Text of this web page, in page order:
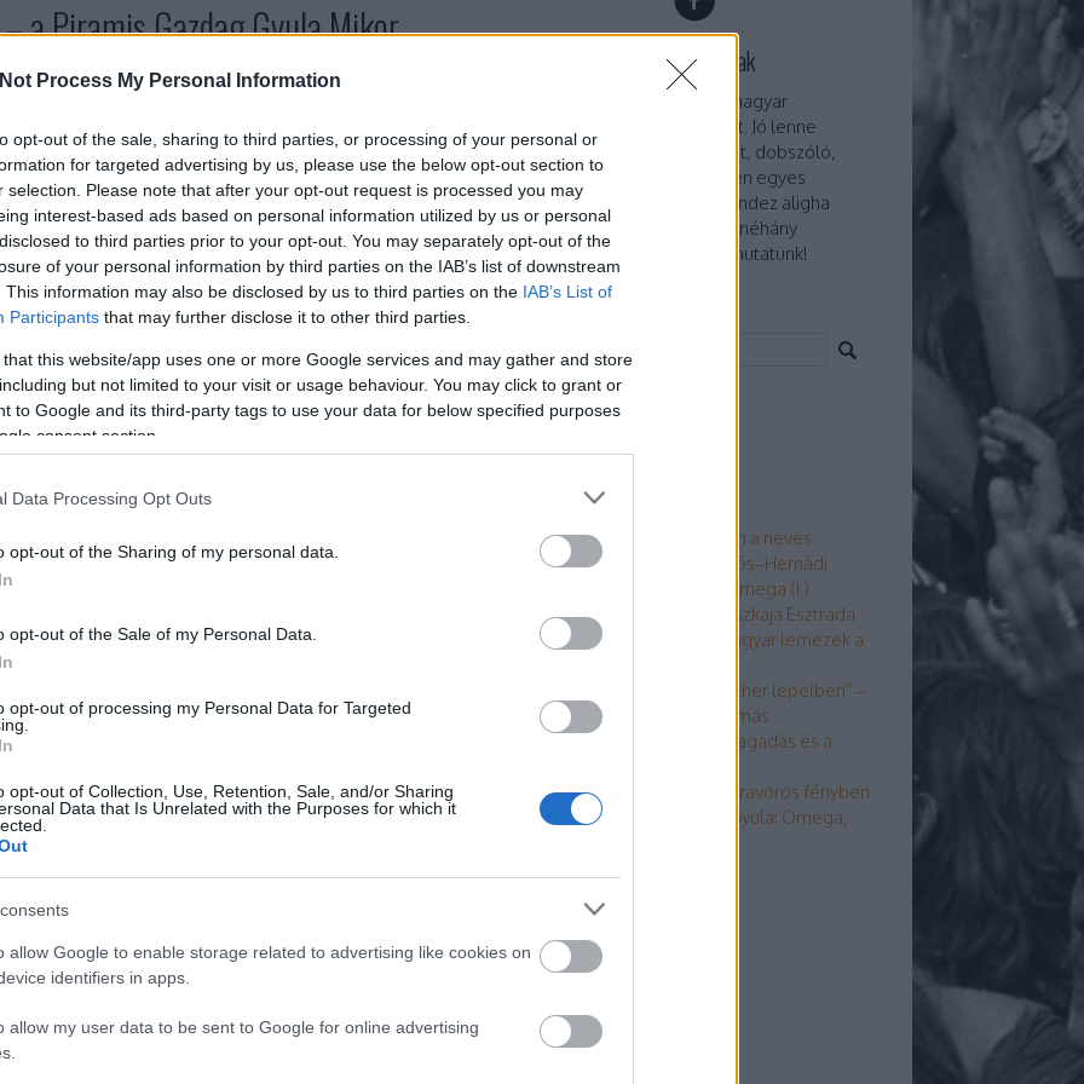
Process My Personal Information
opt-out of the sale, sharing to third parties, or processing of your personal or
for targeted advertising by us, please use the below opt-out section to
selection. Please note that after your opt-out request is processed you may
interest-based ads based on personal information utilized by us or personal
to third parties prior to your opt-out. You may separately opt-out of the
of your personal information by third parties on the IAB’s list of downstream
This information may also be disclosed by us to third parties on the IAB’s List of
Participants that may further disclose it to other third parties.
this website/app uses one or more Google services and may gather and store
but not limited to your visit or usage behaviour. You may click to grant or
to Google and its third-party tags to use your data for below specified purposes
consent section.
Data Processing Opt Outs
opt-out of the Sharing of my personal data.
opt-out of the Sale of my Personal Data.
opt-out of processing my Personal Data for Targeted
opt-out of Collection, Use, Retention, Sale, and/or Sharing
Data that Is Unrelated with the Purposes for which it
allow Google to enable storage related to advertising like cookies on
identifiers in apps.
allow my user data to be sent to Google for online advertising
a Piramis Gazdag Gyula Mikor
kifutott a middle of the road-stílus, a Piramis
generáció hangját artikulálta, amikor 1976
berobbant a hazai rockzenébe.
I., 1977) nyitódala, a Szabadnak születtem a
TOVÁBB
komment
Piramis Som Lajos Gazdag Gyula
vasárnap, mint amikor egy család öt-hat vendég
harmincan érkeznek...” – írta a Pajtás újság az
napról, amikor a fővárosból és az ország minden
gyerek szállta meg a csillebérci hegyet.
TOVÁBB
komment
Volt egyszer egy beatkorszak
Jó lenne megírni egyszer a magyar
könnyűzene titkos történetét. Jó lenne
ismerni minden akkordmenet, dobszóló,
orgonafutam, no meg minden egyes
dalszöveg háttérsztoriját. Mindez aligha
lehetséges persze. Mi most néhány
mozaikdarabot mégis megmutatunk!
Keresés
Facebook oldaldoboz
„Sajátos stílusú koncertfilm a neves
együttesről” – Jancsó Miklós–Hernádi
Gyula: Omega, Omega, Omega (I.)
LGT-kalózkorong, Vengerszkaja Esztrada
és berlini élő Omega – Magyar lemezek a
„Itt leszek, ha zene szól, fehér lepelben” –
10 éve halt meg Somló Tamás
Kisfaludy András: A tiszta tagadás és a
Fehér párnákon lányok, infravörös fényben
– Jancsó Miklós–Hernádi Gyula: Omega,
RSS 2.0
bejegyzések
bejegyzések